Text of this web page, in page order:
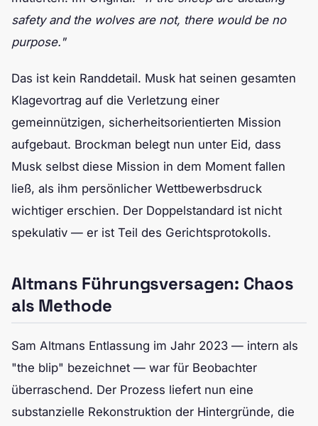
safety and the wolves are not, there would be no
purpose."
Das ist kein Randdetail. Musk hat seinen gesamten
Klagevortrag auf die Verletzung einer
gemeinnützigen, sicherheitsorientierten Mission
aufgebaut. Brockman belegt nun unter Eid, dass
Musk selbst diese Mission in dem Moment fallen
ließ, als ihm persönlicher Wettbewerbsdruck
wichtiger erschien. Der Doppelstandard ist nicht
spekulativ — er ist Teil des Gerichtsprotokolls.
Altmans Führungsversagen: Chaos
als Methode
Sam Altmans Entlassung im Jahr 2023 — intern als
"the blip" bezeichnet — war für Beobachter
überraschend. Der Prozess liefert nun eine
substanzielle Rekonstruktion der Hintergründe, die